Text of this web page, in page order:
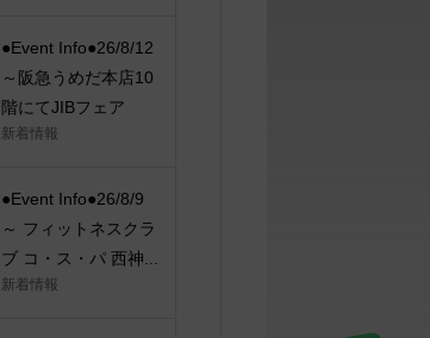
●Event Info●26/8/12
～阪急うめだ本店10
階にてJIBフェア
新着情報
●Event Info●26/8/9
～ フィットネスクラ
ブ コ・ス・パ 西神...
新着情報